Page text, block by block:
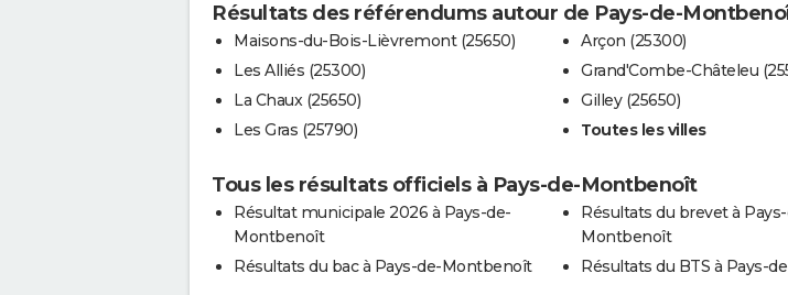
Résultats des référendums autour de Pays-de-
Maisons-du-Bois-Lièvremont (25650)
Les Alliés (25300)
La Chaux (25650)
Les Gras (25790)
Arçon (25300)
Grand'Combe-Châteleu
Gilley (25650)
Toutes les villes
Tous les résultats officiels à Pays-de-Montbenoît
Résultat municipale 2026 à Pays-de-
Montbenoît
Résultats du bac à Pays-de-Montbenoît
Résultats du brevet à
Montbenoît
Résultats du BTS à Pays-